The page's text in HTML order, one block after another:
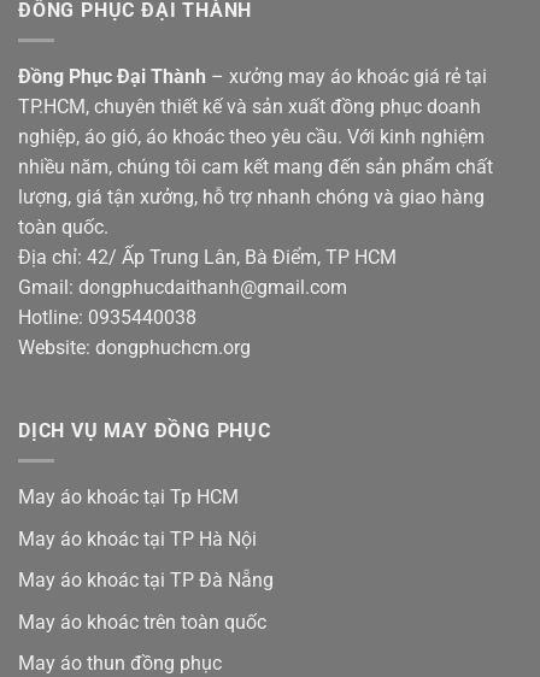
ĐỒNG PHỤC ĐẠI THÀNH
Đồng Phục Đại Thành – xưởng may áo khoác giá rẻ tại
TP.HCM, chuyên thiết kế và sản xuất đồng phục doanh
nghiệp, áo gió, áo khoác theo yêu cầu. Với kinh nghiệm
nhiều năm, chúng tôi cam kết mang đến sản phẩm chất
lượng, giá tận xưởng, hỗ trợ nhanh chóng và giao hàng
toàn quốc.
Địa chỉ: 42/ Ấp Trung Lân, Bà Điểm, TP HCM
Gmail: dongphucdaithanh@gmail.com
Hotline: 0935440038
Website: dongphuchcm.org
DỊCH VỤ MAY ĐỒNG PHỤC
May áo khoác tại Tp HCM
May áo khoác tại TP Hà Nội
May áo khoác tại TP Đà Nẵng
May áo khoác trên toàn quốc
May áo thun đồng phục